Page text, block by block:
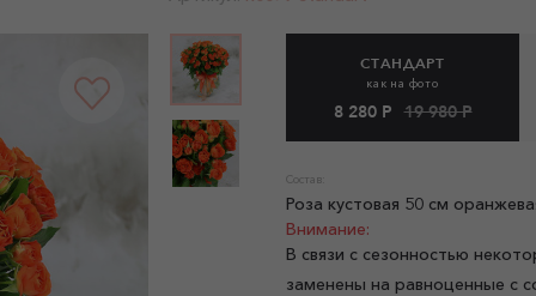
СТАНДАРТ
как на фото
8 280 Р 19 980 Р
Состав:
Роза кустовая 50 см
Внимание:
В связи с сезонностью
заменены на равноценные с